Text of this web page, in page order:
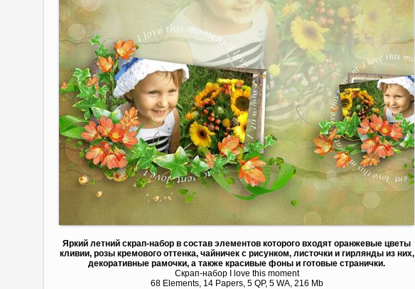
Яркий летний скрап-набор в состав элементов которого входят оранжевые цветы
кливии, розы кремового оттенка, чайничек с рисунком, листочки и гирлянды из них,
декоративные рамочки, а также красивые фоны и готовые странички.
Скрап-набор I love this moment
68 Elements, 14 Papers, 5 QP, 5 WA, 216 Mb